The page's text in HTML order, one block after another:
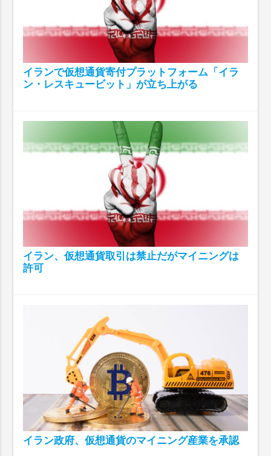
イランで仮想通貨寄付プラットフォーム「イラ
ン・レスキュービット」が立ち上がる
イラン、仮想通貨取引は禁止だがマイニングは
許可
イラン政府、仮想通貨のマイニング産業を承認